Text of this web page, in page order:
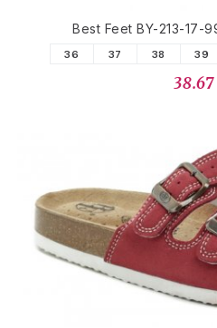
Best Feet BY-213-17-
36 37 38 39